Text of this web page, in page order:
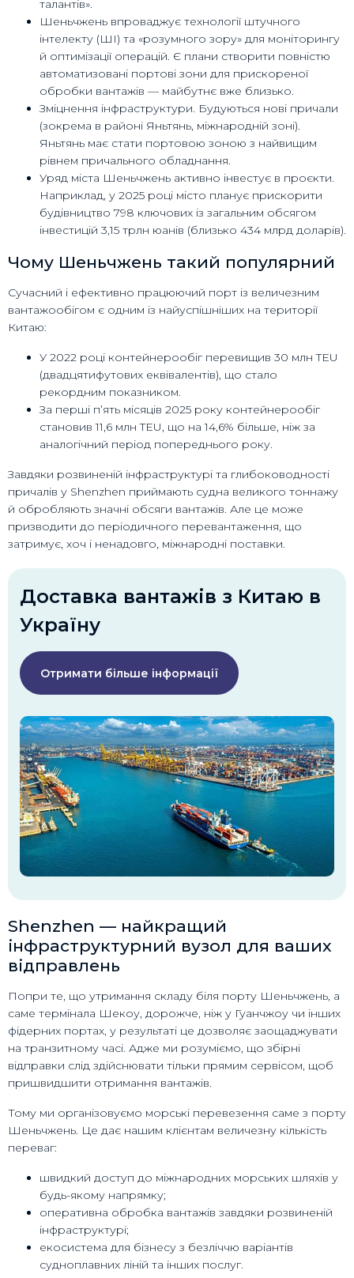
талантів».
Шеньчжень впроваджує технології штучного
інтелекту (ШІ) та «розумного зору» для моніторингу
й оптимізації операцій. Є плани створити повністю
автоматизовані портові зони для прискореної
обробки вантажів — майбутнє вже близько.
Зміцнення інфраструктури. Будуються нові причали
(зокрема в районі Яньтянь, міжнародній зоні).
Яньтянь має стати портовою зоною з найвищим
рівнем причального обладнання.
Уряд міста Шеньчжень активно інвестує в проєкти.
Наприклад, у 2025 році місто планує прискорити
будівництво 798 ключових із загальним обсягом
інвестицій 3,15 трлн юанів (близько 434 млрд доларів).
Чому Шеньчжень такий популярний
Сучасний і ефективно працюючий порт із величезним
вантажообігом є одним із найуспішніших на території
Китаю:
У 2022 році контейнерообіг перевищив 30 млн TEU
(двадцятифутових еквівалентів), що стало
рекордним показником.
За перші п’ять місяців 2025 року контейнерообіг
становив 11,6 млн TEU, що на 14,6% більше, ніж за
аналогічний період попереднього року.
Завдяки розвиненій інфраструктурі та глибоководності
причалів у Shenzhen приймають судна великого тоннажу
й обробляють значні обсяги вантажів. Але це може
призводити до періодичного перевантаження, що
затримує, хоч і ненадовго, міжнародні поставки.
Доставка вантажів з Китаю в
Україну
Отримати більше інформації
Shenzhen — найкращий
інфраструктурний вузол для ваших
відправлень
Попри те, що утримання складу біля порту Шеньчжень, а
саме термінала Шекоу, дорожче, ніж у Гуанчжоу чи інших
фідерних портах, у результаті це дозволяє заощаджувати
на транзитному часі. Адже ми розуміємо, що збірні
відправки слід здійснювати тільки прямим сервісом, щоб
пришвидшити отримання вантажів.
Тому ми організовуємо морські перевезення саме з порту
Шеньчжень. Це дає нашим клієнтам величезну кількість
переваг:
швидкий доступ до міжнародних морських шляхів у
будь-якому напрямку;
оперативна обробка вантажів завдяки розвиненій
інфраструктурі;
екосистема для бізнесу з безліччю варіантів
судноплавних ліній та інших послуг.